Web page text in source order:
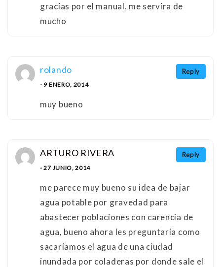
gracias por el manual, me servira de
mucho
Reply
rolando
- 9 ENERO, 2014
muy bueno
Reply
ARTURO RIVERA
- 27 JUNIO, 2014
me parece muy bueno su idea de bajar
agua potable por gravedad para
abastecer poblaciones con carencia de
agua, bueno ahora les preguntaría como
sacaríamos el agua de una ciudad
inundada por coladeras por donde sale el